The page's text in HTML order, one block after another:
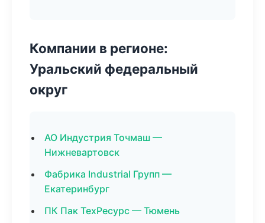
Компании в регионе:
Уральский федеральный
округ
АО Индустрия Точмаш —
Нижневартовск
Фабрика Industrial Групп —
Екатеринбург
ПК Пак ТехРесурс — Тюмень